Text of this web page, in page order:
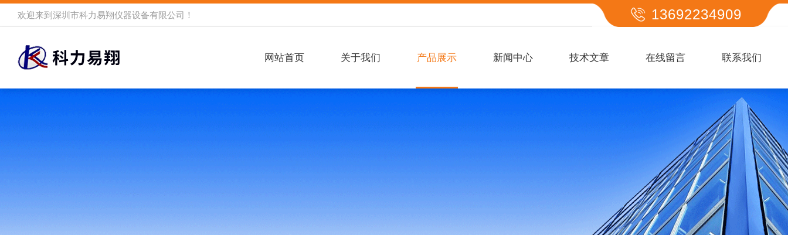
欢迎来到 深圳市科力易翔仪器设备有限公司 ！ 13692234909
网站首页 关于我们 产品展示 新闻中心 技术文章 在线留言 联系我们